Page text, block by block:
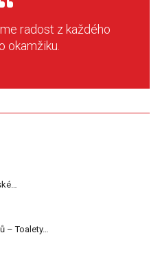
radost z každého
okamžiku.
– Toalety…